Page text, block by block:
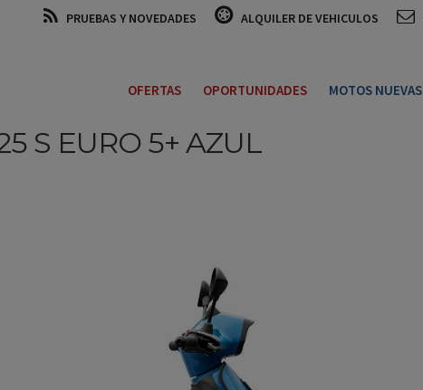
PRUEBAS Y NOVEDADES ALQUILER DE VEHICULOS
OFERTAS OPORTUNIDADES MOTOS NUEVAS
S EURO 5+ AZUL